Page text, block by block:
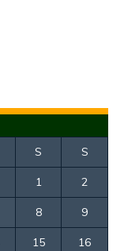
S S
1 2
8 9
15 16